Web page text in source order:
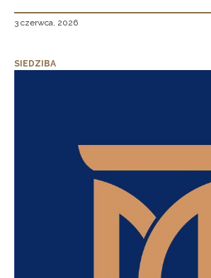
3 czerwca, 2026
SIEDZIBA